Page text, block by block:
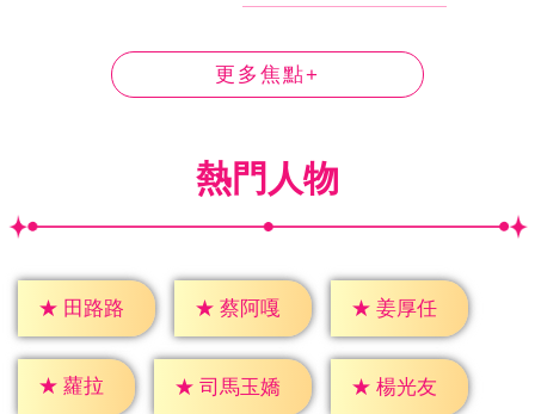
更多焦點+
熱門人物
★ 田路路 ★ 蔡阿嘎 ★ 姜厚任
★ 蘿拉 ★ 司馬玉嬌 ★ 楊光友